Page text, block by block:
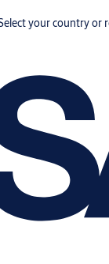
your country or